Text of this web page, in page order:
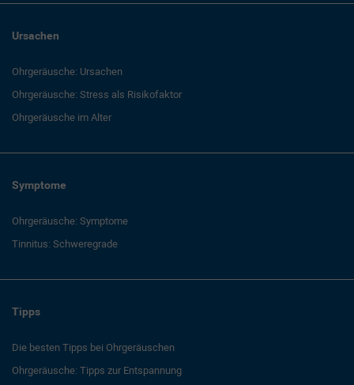
Ursachen
Ohrgeräusche: Ursachen
Ohrgeräusche: Stress als Risikofaktor
Ohrgeräusche im Alter
Symptome
Ohrgeräusche: Symptome
Tinnitus: Schweregrade
Tipps
Die besten Tipps bei Ohrgeräuschen
Ohrgeräusche: Tipps zur Entspannung